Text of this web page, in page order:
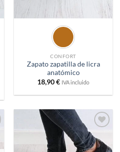
CONFORT
Zapato zapatilla de licra
anatómico
18,90€ IVA incluido
Añadir
a
deseos